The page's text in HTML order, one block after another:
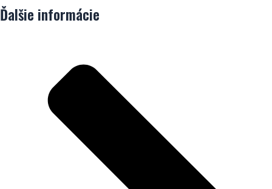
Ďalšie informácie